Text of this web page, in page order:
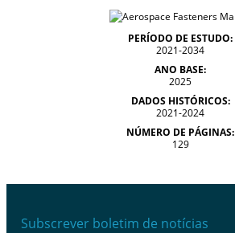
PERÍODO DE ESTUDO:
2021-2034
ANO BASE:
2025
DADOS HISTÓRICOS:
2021-2024
NÚMERO DE PÁGINAS:
129
Subscrever boletim de notícias